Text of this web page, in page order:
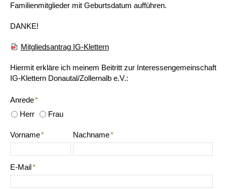
Familienmitglieder mit Geburtsdatum aufführen.
DANKE!
Mitgliedsantrag IG-Klettern
Hiermit erkläre ich meinem Beitritt zur Interessengemeinschaft
IG-Klettern Donautal/Zollernalb e.V.:
Anrede*
Herr
Frau
Vorname* Nachname*
E-Mail*